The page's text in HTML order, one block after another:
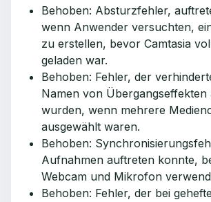
Behoben: Absturzfehler,
wenn Anwender versuchten,
zu erstellen, bevor Camtasia
geladen war.
Behoben: Fehler, der
Namen von Übergangseffekten
wurden, wenn mehrere
ausgewählt waren.
Behoben:
Aufnahmen auftreten konnte,
Webcam und Mikrofon
Behoben: Fehler, der bei